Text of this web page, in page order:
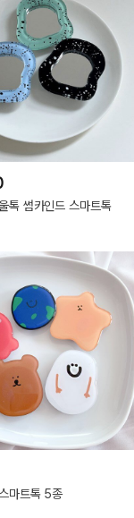
톡 썸카인드 스마트톡
마트톡 5종